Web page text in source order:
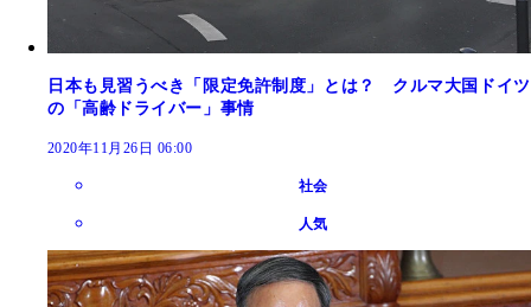
日本も見習うべき「限定免許制度」とは？ クルマ大国ドイツ
の「高齢ドライバー」事情
2020年11月26日 06:00
社会
人気